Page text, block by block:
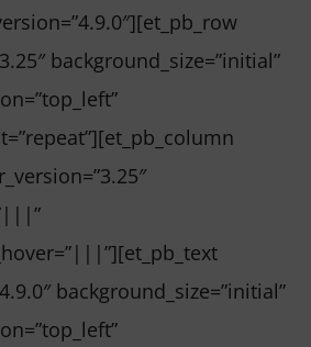
background_size=”initial”
background_size=”initial”